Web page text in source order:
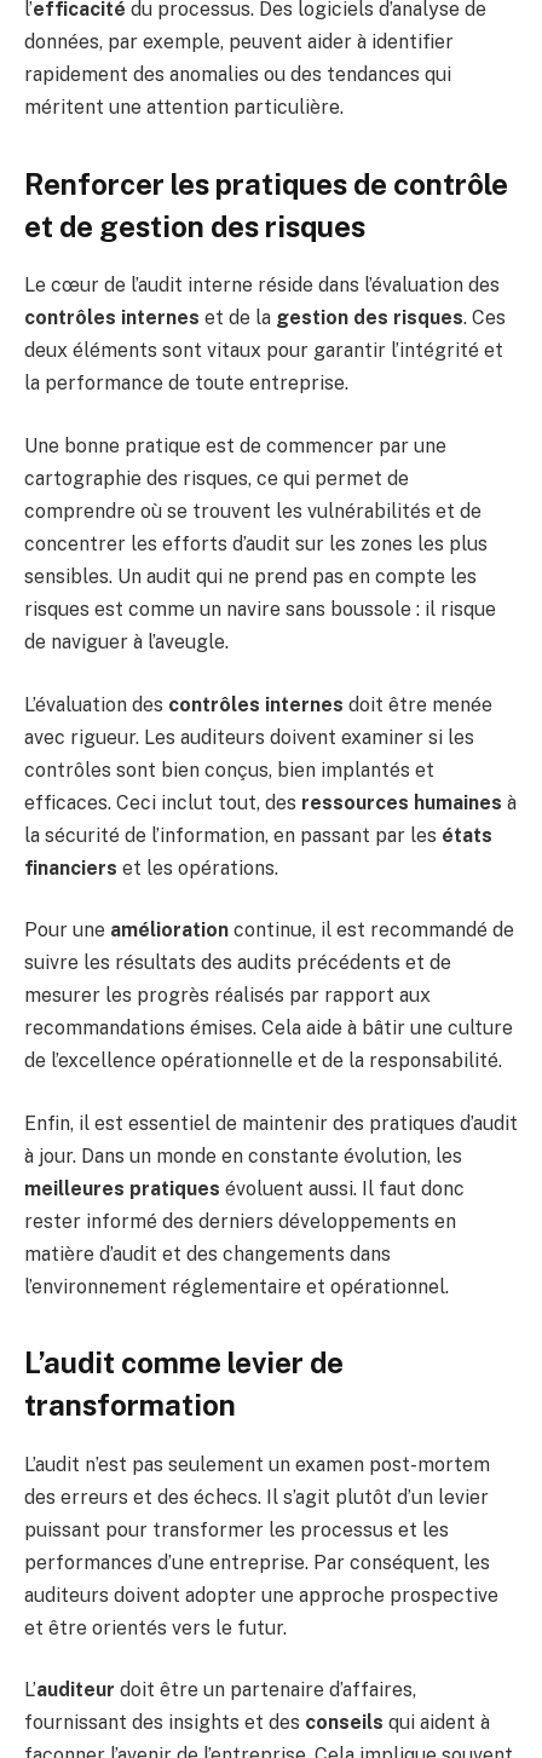
l’efficacité du processus. Des logiciels d’analyse de
données, par exemple, peuvent aider à identifier
rapidement des anomalies ou des tendances qui
méritent une attention particulière.
Renforcer les pratiques de contrôle
et de gestion des risques
Le cœur de l’audit interne réside dans l’évaluation des
contrôles internes et de la gestion des risques. Ces
deux éléments sont vitaux pour garantir l’intégrité et
la performance de toute entreprise.
Une bonne pratique est de commencer par une
cartographie des risques, ce qui permet de
comprendre où se trouvent les vulnérabilités et de
concentrer les efforts d’audit sur les zones les plus
sensibles. Un audit qui ne prend pas en compte les
risques est comme un navire sans boussole : il risque
de naviguer à l’aveugle.
L’évaluation des contrôles internes doit être menée
avec rigueur. Les auditeurs doivent examiner si les
contrôles sont bien conçus, bien implantés et
efficaces. Ceci inclut tout, des ressources humaines à
la sécurité de l’information, en passant par les états
financiers et les opérations.
Pour une amélioration continue, il est recommandé de
suivre les résultats des audits précédents et de
mesurer les progrès réalisés par rapport aux
recommandations émises. Cela aide à bâtir une culture
de l’excellence opérationnelle et de la responsabilité.
Enfin, il est essentiel de maintenir des pratiques d’audit
à jour. Dans un monde en constante évolution, les
meilleures pratiques évoluent aussi. Il faut donc
rester informé des derniers développements en
matière d’audit et des changements dans
l’environnement réglementaire et opérationnel.
L’audit comme levier de
transformation
L’audit n’est pas seulement un examen post-mortem
des erreurs et des échecs. Il s’agit plutôt d’un levier
puissant pour transformer les processus et les
performances d’une entreprise. Par conséquent, les
auditeurs doivent adopter une approche prospective
et être orientés vers le futur.
L’auditeur doit être un partenaire d’affaires,
fournissant des insights et des conseils qui aident à